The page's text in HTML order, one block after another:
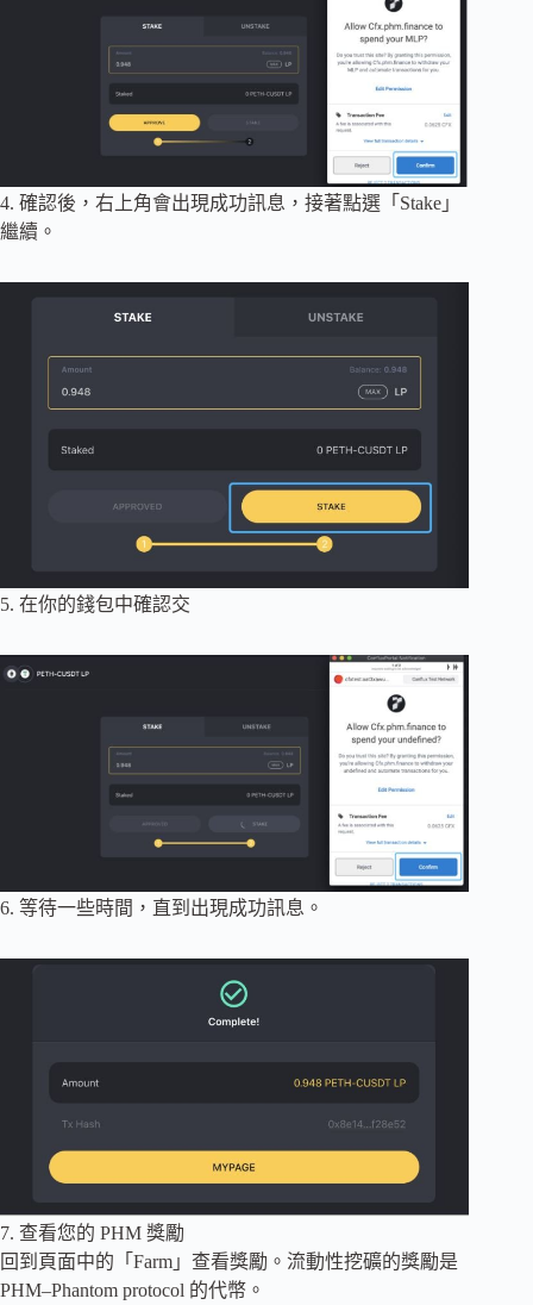
4. 確認後，右上角會出現成功訊息，接著點選「Stake」
繼續。
5. 在你的錢包中確認交
6. 等待一些時間，直到出現成功訊息。
7. 查看您的 PHM 獎勵
回到頁面中的「Farm」查看獎勵。流動性挖礦的獎勵是
PHM–Phantom protocol 的代幣。